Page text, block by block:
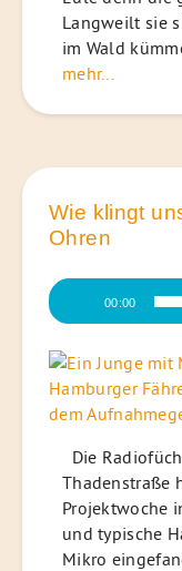
Langweilt sie
im Wald
mehr...
Wie klingt
Ohren
Audio-
Player
00:00
Die
Thadenstraße
Projektwoche
und typische
Mikro